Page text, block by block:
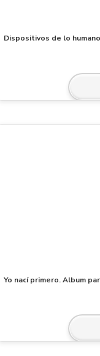
Dispositivos de lo
Yo nací primero. Album